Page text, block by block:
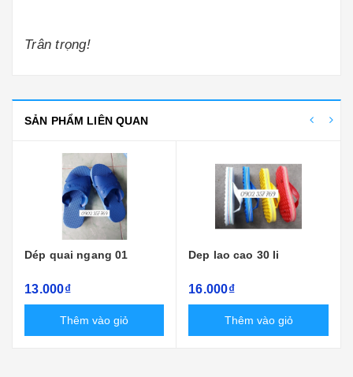
Trân trọng!
SẢN PHẨM LIÊN QUAN
Dép quai ngang 01
13.000₫
Thêm vào giỏ
Dep lao cao 30 li
16.000₫
Thêm vào giỏ